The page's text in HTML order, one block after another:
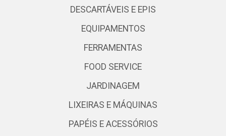
DESCARTÁVEIS E EPIS
EQUIPAMENTOS
FERRAMENTAS
FOOD SERVICE
JARDINAGEM
LIXEIRAS E MÁQUINAS
PAPÉIS E ACESSÓRIOS